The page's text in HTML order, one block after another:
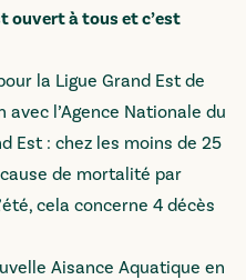
ouvert à tous et c’est
la Ligue Grand Est de
l’Agence Nationale du
Est : chez les moins de 25
de mortalité par
cela concerne 4 décès
Aisance Aquatique en